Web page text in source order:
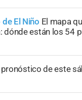
El Niño El mapa
dónde están los 54
pronóstico de este